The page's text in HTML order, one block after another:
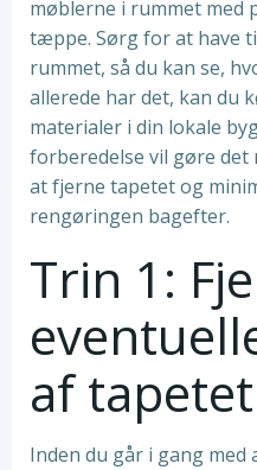
møblerne i rummet med
tæppe. Sørg for at have
rummet, så du kan se,
allerede har det, kan du
materialer i din lokale
forberedelse vil gøre
at fjerne tapetet og
rengøringen bagefter.
Trin 1:
af tapetet
Inden du går i gang med